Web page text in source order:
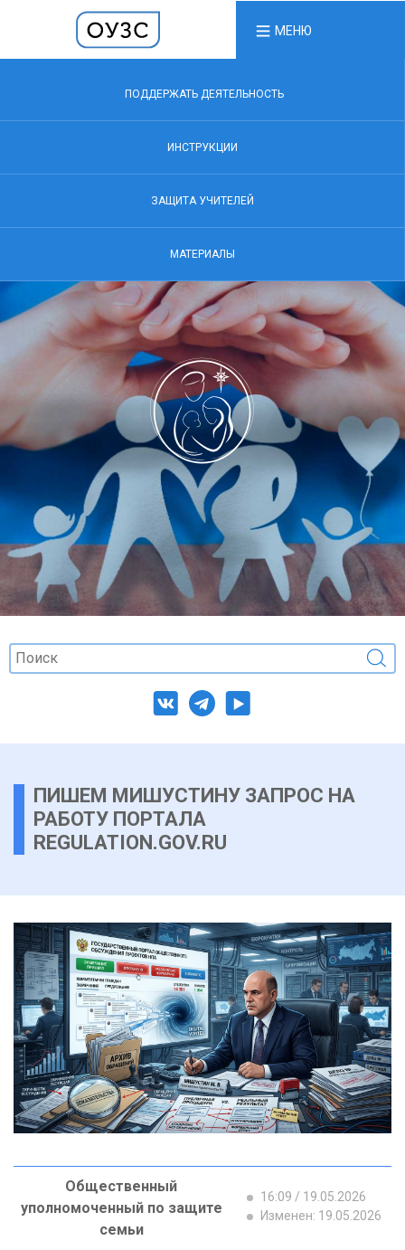
МЕНЮ
ПОДДЕРЖАТЬ ДЕЯТЕЛЬНОСТЬ
ИНСТРУКЦИИ
ЗАЩИТА УЧИТЕЛЕЙ
МАТЕРИАЛЫ
ПИШЕМ МИШУСТИНУ ЗАПРОС НА
РАБОТУ ПОРТАЛА
REGULATION.GOV.RU
Общественный
уполномоченный по защите
семьи
16:09 / 19.05.2026
Изменен: 19.05.2026